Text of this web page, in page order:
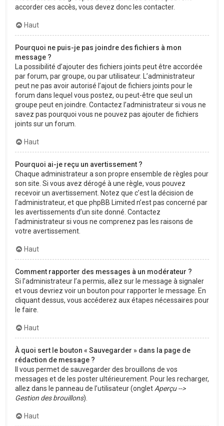
accorder ces accès, vous devez donc les contacter.
Haut
Pourquoi ne puis-je pas joindre des fichiers à mon
message ?
La possibilité d’ajouter des fichiers joints peut être accordée
par forum, par groupe, ou par utilisateur. L’administrateur
peut ne pas avoir autorisé l’ajout de fichiers joints pour le
forum dans lequel vous postez, ou peut-être que seul un
groupe peut en joindre. Contactez l’administrateur si vous ne
savez pas pourquoi vous ne pouvez pas ajouter de fichiers
joints sur un forum.
Haut
Pourquoi ai-je reçu un avertissement ?
Chaque administrateur a son propre ensemble de règles pour
son site. Si vous avez dérogé à une règle, vous pouvez
recevoir un avertissement. Notez que c’est la décision de
l’administrateur, et que phpBB Limited n’est pas concerné par
les avertissements d’un site donné. Contactez
l’administrateur si vous ne comprenez pas les raisons de
votre avertissement.
Haut
Comment rapporter des messages à un modérateur ?
Si l’administrateur l’a permis, allez sur le message à signaler
et vous devriez voir un bouton pour rapporter le message. En
cliquant dessus, vous accéderez aux étapes nécessaires pour
le faire.
Haut
À quoi sert le bouton « Sauvegarder » dans la page de
rédaction de message ?
Il vous permet de sauvegarder des brouillons de vos
messages et de les poster ultérieurement. Pour les recharger,
allez dans le panneau de l’utilisateur (onglet Aperçu -->
Gestion des brouillons).
Haut